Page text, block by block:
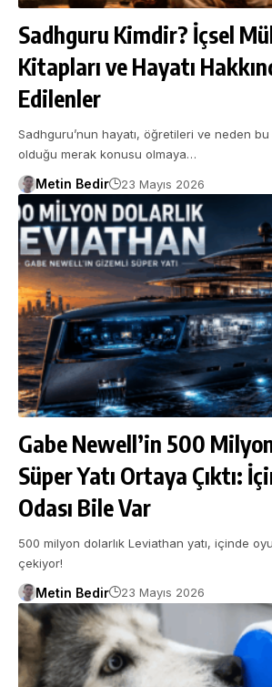
Sadhguru Kimdir? İçsel
Kitapları ve Hayatı
Edilenler
Sadhguru’nun hayatı, öğretileri ve neden
olduğu merak konusu olmaya…
Metin Bedir 23 Mayıs 2026
Gabe Newell’in 500
Süper Yatı Ortaya Çıktı:
Odası Bile Var
500 milyon dolarlık Leviathan yatı, içinde
çekiyor!
Metin Bedir 23 Mayıs 2026